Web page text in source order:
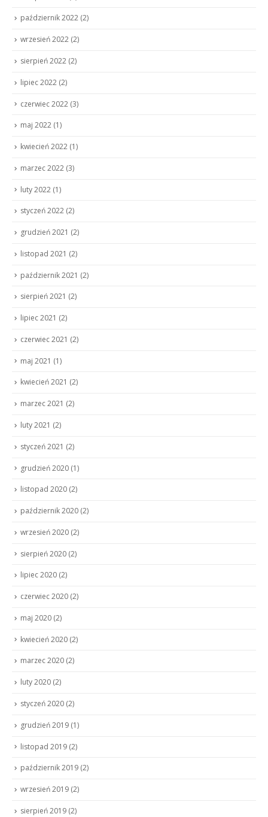
październik 2022 (2)
wrzesień 2022 (2)
sierpień 2022 (2)
lipiec 2022 (2)
czerwiec 2022 (3)
maj 2022 (1)
kwiecień 2022 (1)
marzec 2022 (3)
luty 2022 (1)
styczeń 2022 (2)
grudzień 2021 (2)
listopad 2021 (2)
październik 2021 (2)
sierpień 2021 (2)
lipiec 2021 (2)
czerwiec 2021 (2)
maj 2021 (1)
kwiecień 2021 (2)
marzec 2021 (2)
luty 2021 (2)
styczeń 2021 (2)
grudzień 2020 (1)
listopad 2020 (2)
październik 2020 (2)
wrzesień 2020 (2)
sierpień 2020 (2)
lipiec 2020 (2)
czerwiec 2020 (2)
maj 2020 (2)
kwiecień 2020 (2)
marzec 2020 (2)
luty 2020 (2)
styczeń 2020 (2)
grudzień 2019 (1)
listopad 2019 (2)
październik 2019 (2)
wrzesień 2019 (2)
sierpień 2019 (2)